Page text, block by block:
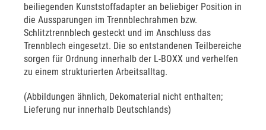
beiliegenden Kunststoffadapter an beliebiger Position in
die Aussparungen im Trennblechrahmen bzw.
Schlitztrennblech gesteckt und im Anschluss das
Trennblech eingesetzt. Die so entstandenen Teilbereiche
sorgen für Ordnung innerhalb der L-BOXX und verhelfen
zu einem strukturierten Arbeitsalltag.
(Abbildungen ähnlich, Dekomaterial nicht enthalten;
Lieferung nur innerhalb Deutschlands)